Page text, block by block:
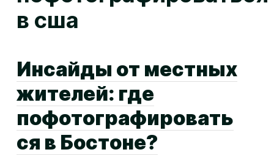
в сша
Инсайды от местных
жителей: где
пофотографировать
ся в Бостоне?